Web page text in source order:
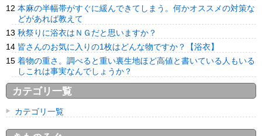
本麻の半幅帯がすぐに緩んできてしまう。何かオススメの対策な
どがあれば教えて
秋祭りに浴衣はＮＧだと思いますか？
皆さんのお気に入りの1枚はどんな物ですか？【浴衣】
着物の重さ。調べると重い裏生地ほど高値と書いている人もいる
しこれは事実なんでしょうか？
カテゴリ一覧
カテゴリ一覧